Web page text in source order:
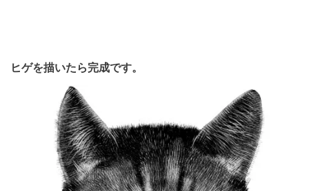
ヒゲを描いたら完成です。